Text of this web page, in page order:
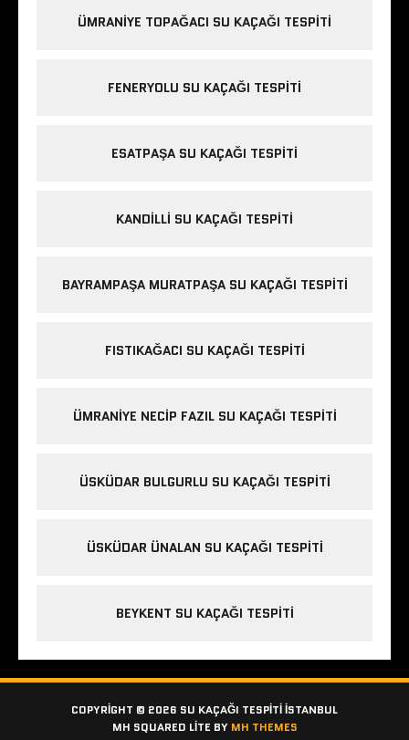
ÜMRANIYE TOPAĞACI SU KAÇAĞI TESPITI
FENERYOLU SU KAÇAĞI TESPITI
ESATPAŞA SU KAÇAĞI TESPITI
KANDILLI SU KAÇAĞI TESPITI
BAYRAMPAŞA MURATPAŞA SU KAÇAĞI TESPITI
FISTIKAĞACI SU KAÇAĞI TESPITI
ÜMRANIYE NECIP FAZIL SU KAÇAĞI TESPITI
ÜSKÜDAR BULGURLU SU KAÇAĞI TESPITI
ÜSKÜDAR ÜNALAN SU KAÇAĞI TESPITI
BEYKENT SU KAÇAĞI TESPITI
COPYRIGHT © 2026 SU KAÇAĞI TESPITI İSTANBUL
MH SQUARED LITE BY MH THEMES